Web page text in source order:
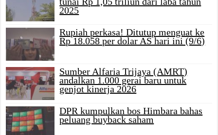
2025
Rupiah perkasa! Ditutup menguat ke
Rp 18.058 per dolar AS hari ini (9/6)
Sumber Alfaria Trijaya (AMRT)
andalkan 1.000 gerai baru untuk
genjot kinerja 2026
DPR kumpulkan bos Himbara bahas
peluang buyback saham